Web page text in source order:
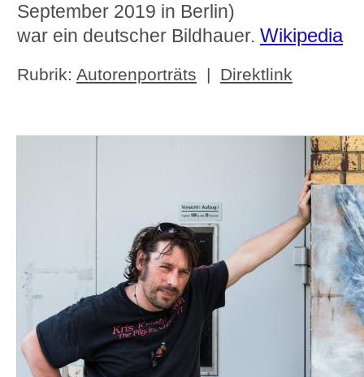
September 2019 in Berlin)
war ein deutscher Bildhauer. Wikipedia
Rubrik: Autorenporträts | Direktlink